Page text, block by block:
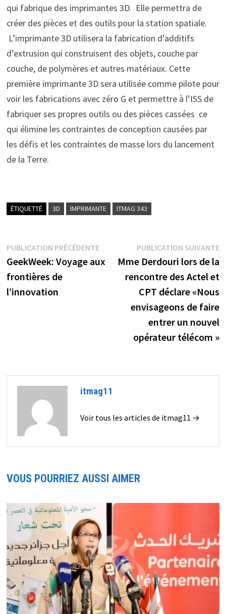
qui fabrique des imprimantes 3D. Elle permettra de
créer des pièces et des outils pour la station spatiale.
L’imprimante 3D utilisera la fabrication d’additifs
d’extrusion qui construisent des objets, couche par
couche, de polymères et autres matériaux. Cette
première imprimante 3D sera utilisée comme pilote pour
voir les fabrications avec zéro G et permettre à l’ISS de
fabriquer ses propres outils ou des pièces cassées ce
qui élimine les contraintes de conception causées par
les défis et les contraintes de masse lors du lancement
de la Terre.
ÉTIQUETTÉ 3D IMPRIMANTE ITMAG 343
Navigation
de
l’article
PUBLICATION PRÉCÉDENTEPublication
précédente :
GeekWeek: Voyage aux
frontières de
l’innovation
PUBLICATION SUIVANTE
Mme Derdouri lors de la
rencontre des Actel et
CPT déclare «Nous
envisageons de faire
entrer un nouvel
opérateur télécom »
itmag11
Voir tous les articles de itmag11 →
VOUS POURRIEZ AUSSI AIMER